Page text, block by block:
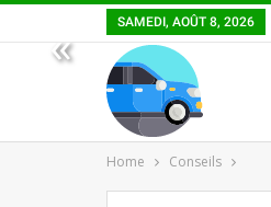
« SAMEDI, AOÛT 8, 2026
Home Conseils